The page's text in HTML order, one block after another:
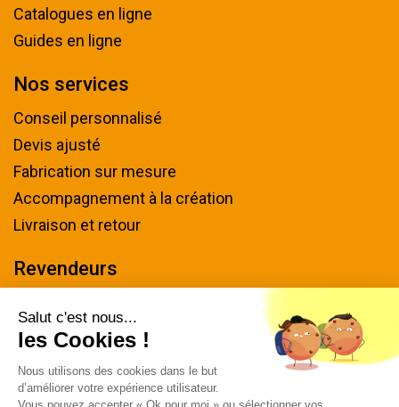
Catalogues en ligne
Guides en ligne
Nos services
Conseil personnalisé
Devis ajusté
Fabrication sur mesure
Accompagnement à la création
Livraison et retour
Revendeurs
Nous contacter
Tel : 04 94 48 50 57
Salut c'est nous...
les Cookies !
Nous utilisons des cookies dans le but
d’améliorer votre expérience utilisateur.
Vous pouvez accepter « Ok pour moi » ou sélectionner vos